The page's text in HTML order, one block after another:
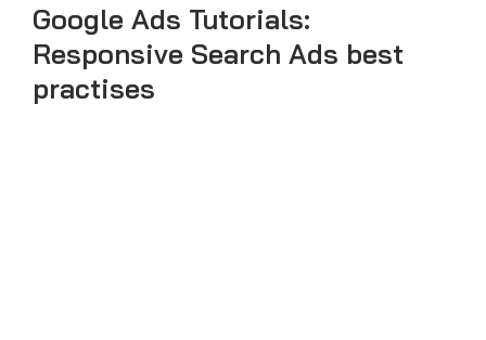
Google Ads Tutorials:
Responsive Search Ads best
practises